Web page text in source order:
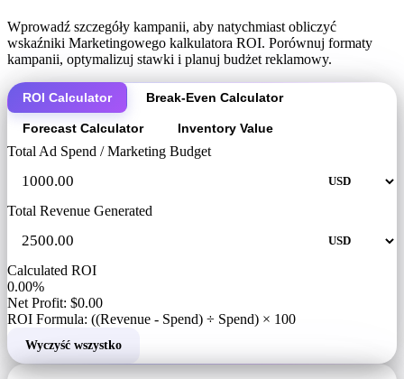
Wprowadź szczegóły kampanii, aby natychmiast obliczyć
wskaźniki Marketingowego kalkulatora ROI. Porównuj formaty
kampanii, optymalizuj stawki i planuj budżet reklamowy.
ROI Calculator Break-Even Calculator
Forecast Calculator Inventory Value
Total Ad Spend / Marketing Budget
Total Revenue Generated
Calculated ROI
0.00%
Net Profit: $0.00
ROI Formula: ((Revenue - Spend) ÷ Spend) × 100
Wyczyść wszystko